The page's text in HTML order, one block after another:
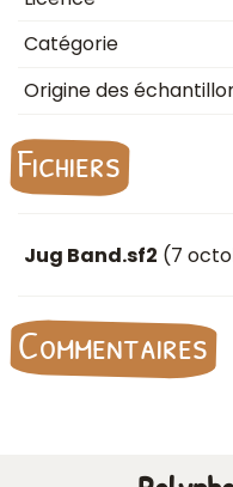
Catégorie
Origine des
Fichiers
Jug Band.sf2 (7
Commentaires